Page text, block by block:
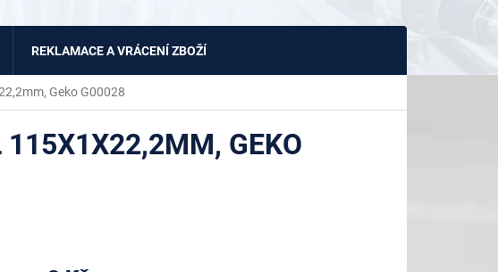
REKLAMACE A VRÁCENÍ ZBOŽÍ
Geko G00028
115X1X22,2MM, GEKO